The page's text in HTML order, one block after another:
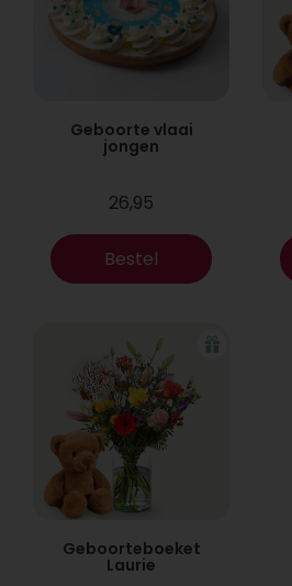
Geboorte vlaai
jongen
26,95
Bestel
Geboorteboeket
Laurie